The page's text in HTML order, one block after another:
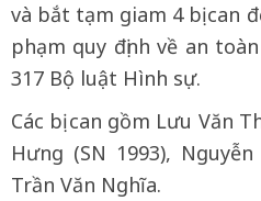
và bắt tạm giam 4 bị can
phạm quy định về an
317 Bộ luật Hình sự.
Các bị can gồm Lưu Văn
Hưng (SN 1993),
Trần Văn Nghĩa.